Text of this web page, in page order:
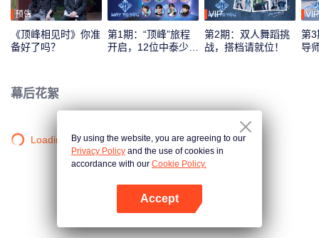
预告
《顶峰相见时》你准
备好了吗？
第1期：“顶峰”旅程
开启，12位中泰少年
VIP
第2期：双人舞蹈挑
战，搭档请就位！
VIP
第3
导
幕后花絮
Loading…By using the website, you are agreeing to our
Privacy Policy and the use of cookies in
accordance with our Cookie Policy.
Accept